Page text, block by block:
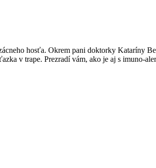
hosťa. Okrem pani doktorky Kataríny
v trape. Prezradí vám, ako je aj s imuno-